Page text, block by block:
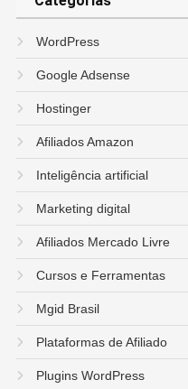
WordPress
Google Adsense
Hostinger
Afiliados Amazon
Inteligência artificial
Marketing digital
Afiliados Mercado Livre
Cursos e Ferramentas
Mgid Brasil
Plataformas de Afiliado
Plugins WordPress